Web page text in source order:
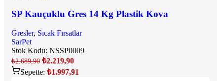
SP Kauçuklu Gres 14 Kg Plastik Kova
Gresler, Sıcak Fırsatlar
SarPet
Stok Kodu: NSSP0009
₺2.689,90 ₺2.219,90
Sepette: ₺1.997,91